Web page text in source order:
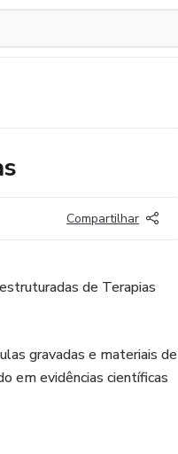
Compartilhar
de Terapias
gravadas e materiais de
em evidências científicas